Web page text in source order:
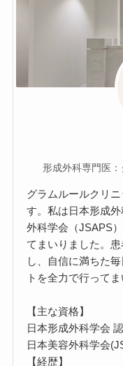
形成外科専門医
グラムルールクリ
す。私は日本形成
外科学会（JSAPS
てまいりました。
し、自信に満ちた
トを全力で行ってま
【主な資格】
日本形成外科学会
日本美容外科学会
【経歴】